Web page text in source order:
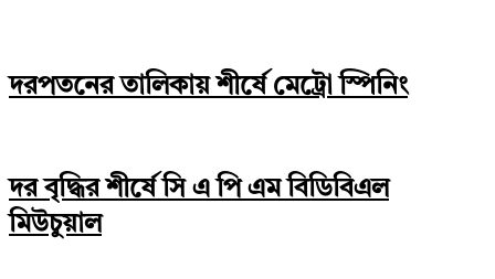
দরপতনের তালিকায় শীর্ষে মেট্রো স্পিনিং
দর বৃদ্ধির শীর্ষে সি এ পি এম বিডিবিএল
মিউচুয়াল